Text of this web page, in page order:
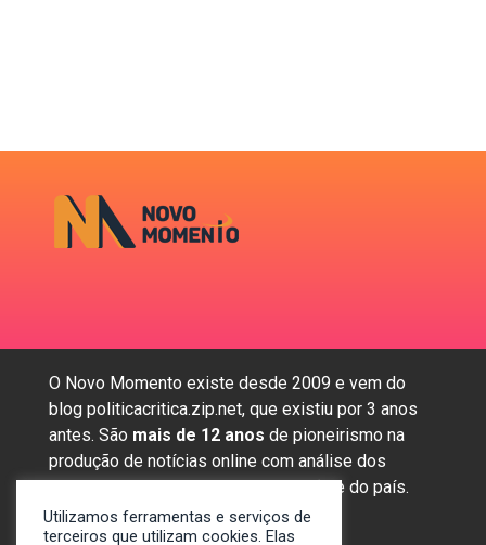
O Novo Momento existe desde 2009 e vem do
blog politicacritica.zip.net, que existiu por 3 anos
antes. São mais de 12 anos de pioneirismo na
produção de notícias online com análise dos
assuntos mais importantes da região e do país.
Utilizamos ferramentas e serviços de
terceiros que utilizam cookies. Elas